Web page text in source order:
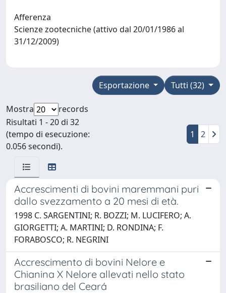
Afferenza
Scienze zootecniche (attivo dal 20/01/1986 al
31/12/2009)
Tutti (32)
Esportazione
Mostra
records
Risultati 1 - 20 di 32
(tempo di esecuzione:
0.056 secondi).
1 2
Accrescimenti di bovini maremmani puri
dallo svezzamento a 20 mesi di età.
1998 C. SARGENTINI; R. BOZZI; M. LUCIFERO; A.
GIORGETTI; A. MARTINI; D. RONDINA; F.
FORABOSCO; R. NEGRINI
Accrescimento di bovini Nelore e
Chianina X Nelore allevati nello stato
brasiliano del Ceará